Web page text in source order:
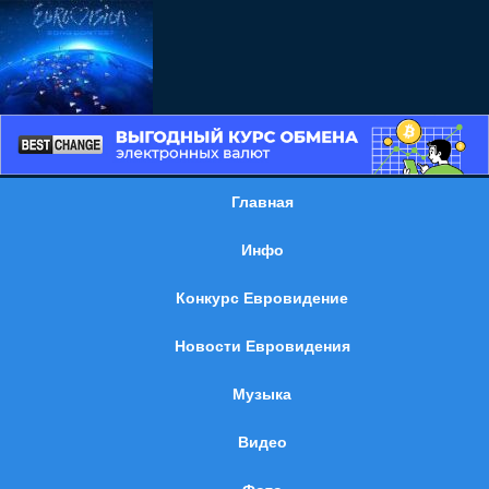
Главная
Инфо
Конкурс Евровидение
Новости Евровидения
Музыка
Видео